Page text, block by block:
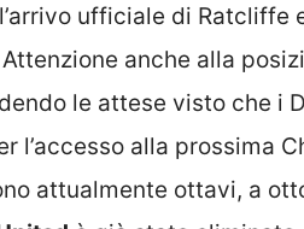
ufficiale di Ratcliffe
anche alla
le attese visto che i
l’accesso alla prossima
attualmente ottavi, a